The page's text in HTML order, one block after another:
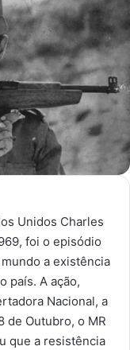
Unidos Charles
foi o episódio
a existência
país. A ação,
Nacional, a
de Outubro, o MR
que a resistência